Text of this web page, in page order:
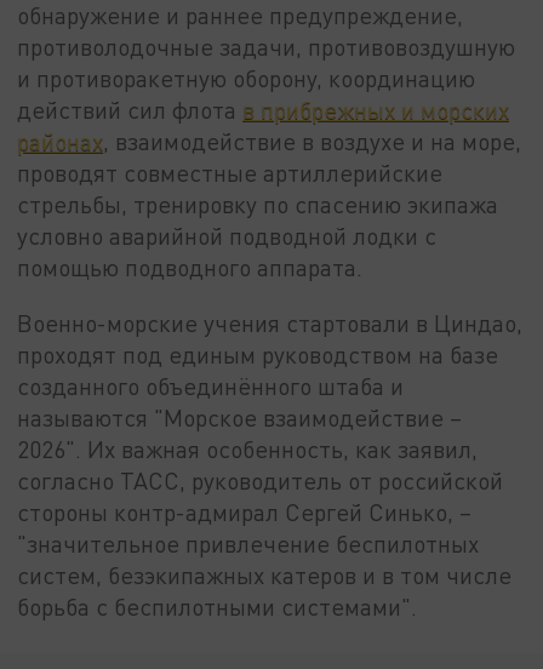
обнаружение и раннее предупреждение,
противолодочные задачи, противовоздушную
и противоракетную оборону, координацию
действий сил флота в прибрежных и морских
районах, взаимодействие в воздухе и на море,
проводят совместные артиллерийские
стрельбы, тренировку по спасению экипажа
условно аварийной подводной лодки с
помощью подводного аппарата.
Военно-морские учения стартовали в Циндао,
проходят под единым руководством на базе
созданного объединённого штаба и
называются "Морское взаимодействие –
2026". Их важная особенность, как заявил,
согласно ТАСС, руководитель от российской
стороны контр-адмирал Сергей Синько, –
"значительное привлечение беспилотных
систем, безэкипажных катеров и в том числе
борьба с беспилотными системами".